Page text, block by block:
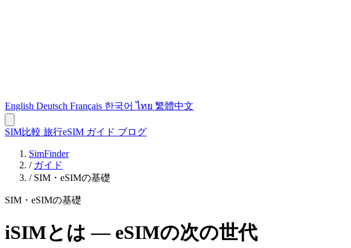
English Deutsch Français 한국어 ไทย 繁體中文
SIM比較 旅行eSIM ガイド ブログ
SimFinder
/ ガイド
/ SIM・eSIMの基礎
SIM・eSIMの基礎
iSIMとは — eSIMの次の世代